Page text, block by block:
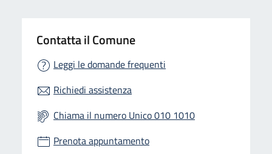
Contatta il Comune
Leggi le domande frequenti
Richiedi assistenza
Chiama il numero Unico 010 1010
Prenota appuntamento